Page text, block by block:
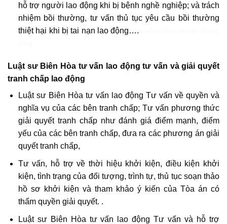
hỗ trợ người lao động khi bị bệnh nghề nghiệp; và trách
nhiệm bồi thường, tư vấn thủ tục yêu cầu bồi thường
thiệt hại khi bị tai nạn lao động….
Luật sư Biên Hòa tư vấn lao độngtư vấn và giải quyết
tranh chấp lao động
Luật sư Biên Hòa tư vấn lao động Tư vấn về quyền và
nghĩa vụ của các bên tranh chấp; Tư vấn phương thức
giải quyết tranh chấp như đánh giá điểm mạnh, điểm
yếu của các bên tranh chấp, đưa ra các phương án giải
quyết tranh chấp,
Tư vấn, hỗ trợ về thời hiệu khởi kiện, điều kiện khởi
kiện, tình trạng của đối tượng, trình tự, thủ tục soạn thảo
hồ sơ khởi kiện và tham khảo ý kiến ​​của Tòa án có
thẩm quyền giải quyết. .
Luật sư Biên Hòa tư vấn lao động Tư vấn và hỗ trợ